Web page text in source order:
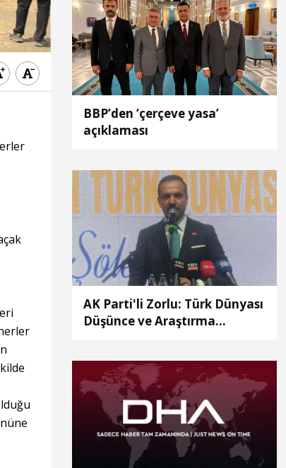
BBP’den ‘çerçeve yasa’
açıklaması
AK Parti'li Zorlu: Türk Dünyası
Düşünce ve Araştırma